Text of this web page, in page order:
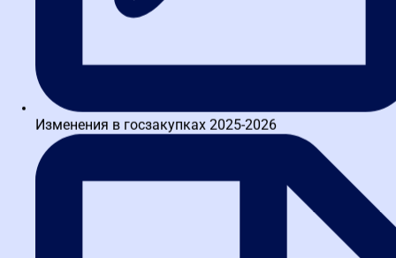
Имеет опыт работы в правовом управлении ФАС России.
Аналитик по стандартизации закупок при Правительстве
Москвы. Эксперт специализированной организации по
проведению...
Изменения в госзакупках 2025-2026